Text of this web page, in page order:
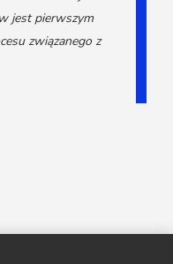
jest pierwszym
związanego z